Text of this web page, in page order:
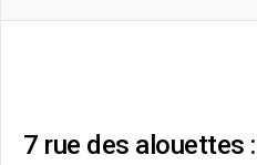
7 rue des alouettes